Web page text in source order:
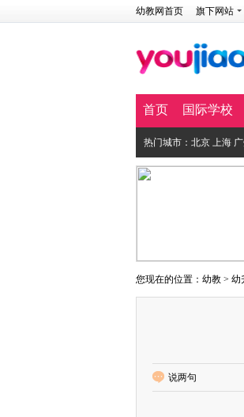
幼教网首页 旗下网站
首页 国际学校
热门城市： 北京 上海
您现在的位置： 幼教 > 幼
说两句